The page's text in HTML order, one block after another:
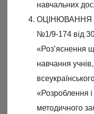
навчальних
ОЦІНЮВАННЯ
№1/9-174 від
«Роз’яснення
навчання
«Розроблення
методичного